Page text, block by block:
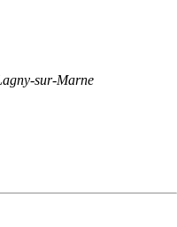
sur-Marne